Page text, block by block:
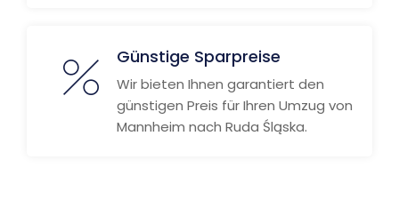
Günstige Sparpreise
Wir bieten Ihnen garantiert den
günstigen Preis für Ihren Umzug von
Mannheim nach Ruda Śląska.